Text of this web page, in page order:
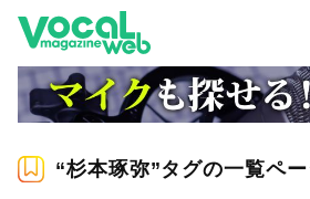
“杉本琢弥”タグの一覧ペ